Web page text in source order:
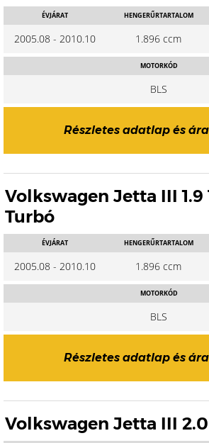
ÉVJÁRAT
2005.08 - 2010.10
HENGERŰRTARTALOM
1.896 ccm
MOTORKÓD
BLS
Részletes adatlap és
Volkswagen Jetta III 1.9
Turbó
ÉVJÁRAT
2005.08 - 2010.10
HENGERŰRTARTALOM
1.896 ccm
MOTORKÓD
BLS
Részletes adatlap és
Volkswagen Jetta III